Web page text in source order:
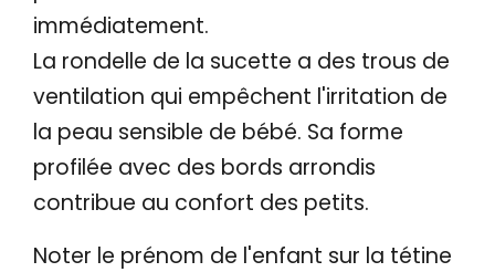
immédiatement.
La rondelle de la sucette a des trous de
ventilation qui empêchent l'irritation de
la peau sensible de bébé. Sa forme
profilée avec des bords arrondis
contribue au confort des petits.
Noter le prénom de l'enfant sur la tétine